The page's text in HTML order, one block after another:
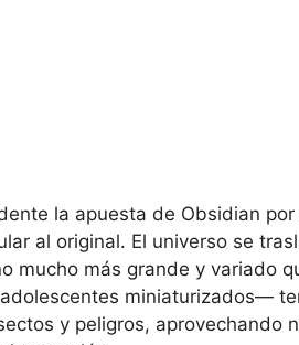
la apuesta de Obsidian por
al original. El universo se
mucho más grande y variado
miniaturizados—
y peligros, aprovechando